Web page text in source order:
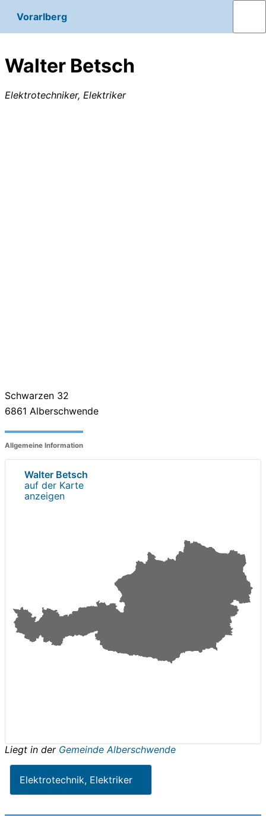
Vorarlberg
Walter Betsch
Elektrotechniker, Elektriker
Schwarzen 32
6861 Alberschwende
Allgemeine Information
Walter Betsch
auf der Karte
anzeigen
Liegt in der Gemeinde Alberschwende
Elektrotechnik, Elektriker